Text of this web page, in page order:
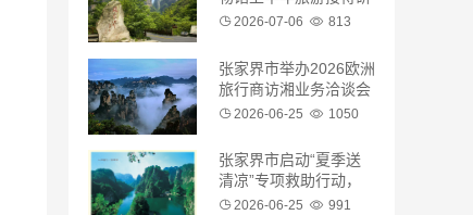
学学生逾万人次
2026-07-06 813
张家界市举办2026欧洲
旅行商访湘业务洽谈会
2026-06-25 1050
张家界市启动“夏季送
清凉”专项救助行动，
帮助流浪乞讨及临时遇
2026-06-25 991